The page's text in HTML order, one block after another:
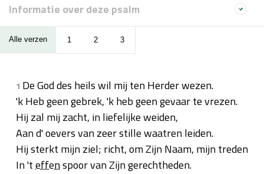
Informatie over deze psalm
Alle verzen 1 2 3
1 De God des heils wil mij ten Herder wezen.
'k Heb geen gebrek, 'k heb geen gevaar te vrezen.
Hij zal mij zacht, in liefelijke weiden,
Aan d' oevers van zeer stille waatren leiden.
Hij sterkt mijn ziel; richt, om Zijn Naam, mijn treden
In 'teffenspoor van Zijn gerechtheden.